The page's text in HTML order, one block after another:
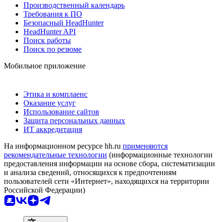
Производственный календарь
Требования к ПО
Безопасный HeadHunter
HeadHunter API
Поиск работы
Поиск по резюме
Мобильное приложение
Этика и комплаенс
Оказание услуг
Использование сайтов
Защита персональных данных
ИТ аккредитация
На информационном ресурсе hh.ru применяются
рекомендательные технологии (информационные технологии
предоставления информации на основе сбора, систематизации
и анализа сведений, относящихся к предпочтениям
пользователей сети «Интернет», находящихся на территории
Российской Федерации)